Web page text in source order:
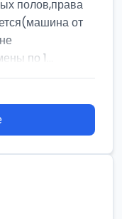
полов,права
от
по 1...